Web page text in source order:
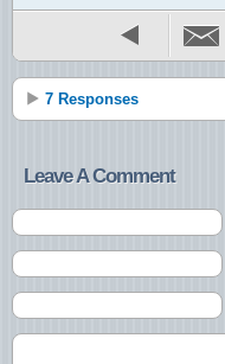
7 Responses
Leave A Comment